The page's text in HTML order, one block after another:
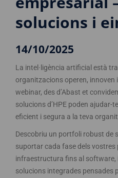
solucions i
14/10/2025
La intel·ligència artificial està
organitzacions operen, innoven
webinar, des d’Abast et
solucions d’HPE poden ajudar-
eficient i segura a la teva
Descobriu un portfoli robust de
suportar cada fase dels vostres
infraestructura fins al software,
solucions integrades pensades